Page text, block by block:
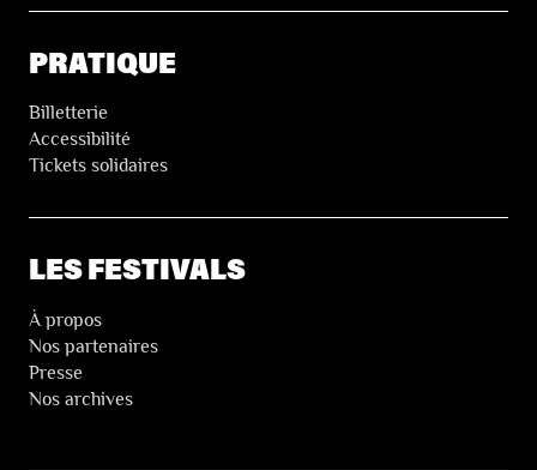
PRATIQUE
Billetterie
Accessibilité
Tickets solidaires
LES FESTIVALS
À propos
Nos partenaires
Presse
Nos archives